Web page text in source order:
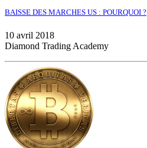
BAISSE DES MARCHES US : POURQUOI ?
10 avril 2018
Diamond Trading Academy